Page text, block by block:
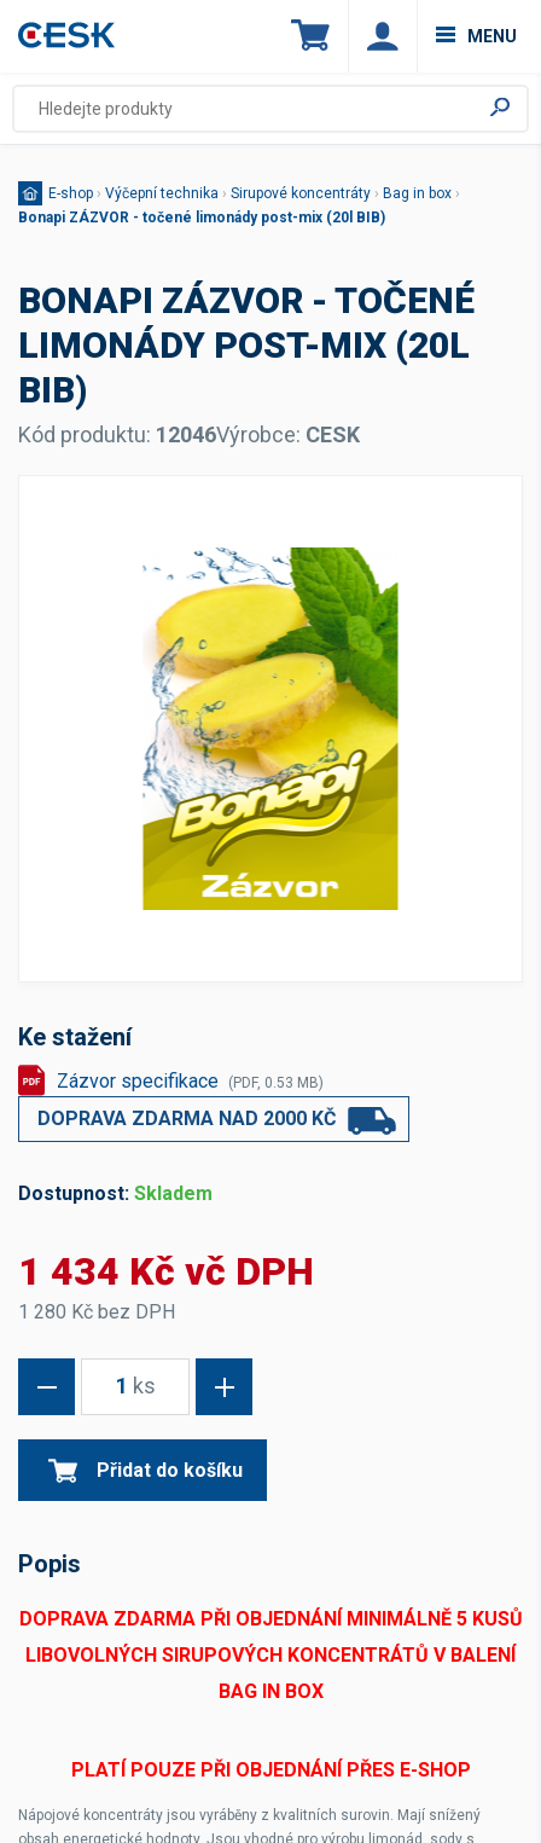
MENU
E-shop › Výčepní technika › Sirupové koncentráty › Bag in box ›
Bonapi ZÁZVOR - točené limonády post-mix (20l BIB)
BONAPI ZÁZVOR - TOČENÉ
LIMONÁDY POST-MIX (20L
BIB)
Kód produktu: 12046Výrobce: CESK
Ke stažení
Zázvor specifikace (PDF, 0.53 MB)
DOPRAVA ZDARMA NAD 2000 KČ
Dostupnost: Skladem
1 434 Kč vč DPH
1 280 Kč bez DPH
1 ks
Přidat do košíku
Popis
DOPRAVA ZDARMA PŘI OBJEDNÁNÍ MINIMÁLNĚ 5 KUSŮ
LIBOVOLNÝCH SIRUPOVÝCH KONCENTRÁTŮ V BALENÍ
BAG IN BOX
PLATÍ POUZE PŘI OBJEDNÁNÍ PŘES E-SHOP
Nápojové koncentráty jsou vyráběny z kvalitních surovin. Mají snížený
obsah energetické hodnoty. Jsou vhodné pro výrobu limonád, sody s